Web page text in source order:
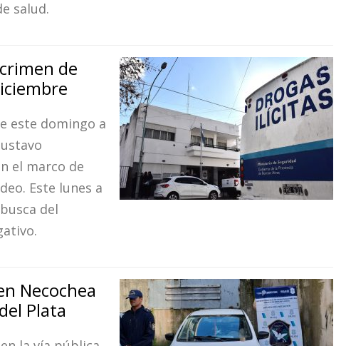
salud.
de
este domingo a
el marco de
Este lunes a
del
Necochea
Plata